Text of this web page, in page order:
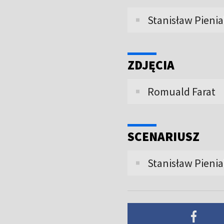
Stanisław
ZDJĘCIA
Romuald Farat
SCENARIUSZ
Stanisław